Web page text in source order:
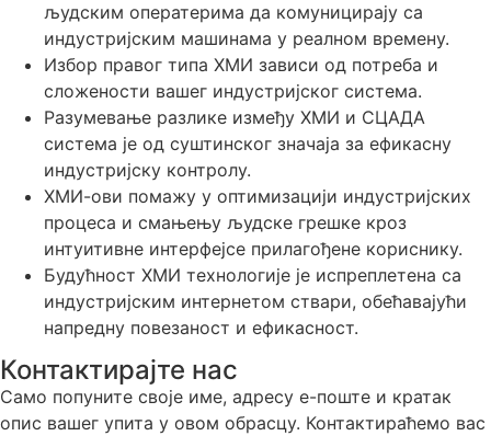
људским оператерима да комуницирају са
индустријским машинама у реалном времену.
Избор правог типа ХМИ зависи од потреба и
сложености вашег индустријског система.
Разумевање разлике између ХМИ и СЦАДА
система је од суштинског значаја за ефикасну
индустријску контролу.
ХМИ-ови помажу у оптимизацији индустријских
процеса и смањењу људске грешке кроз
интуитивне интерфејсе прилагођене кориснику.
Будућност ХМИ технологије је испреплетена са
индустријским интернетом ствари, обећавајући
напредну повезаност и ефикасност.
Контактирајте нас
Само попуните своје име, адресу е-поште и кратак
опис вашег упита у овом обрасцу. Контактираћемо вас